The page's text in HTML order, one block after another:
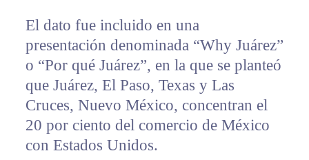
El dato fue incluido en una
presentación denominada “Why Juárez”
o “Por qué Juárez”, en la que se planteó
que Juárez, El Paso, Texas y Las
Cruces, Nuevo México, concentran el
20 por ciento del comercio de México
con Estados Unidos.